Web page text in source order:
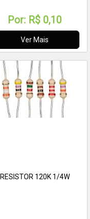
Por: R$ 0,10
Ver Mais
RESISTOR 120K 1/4W